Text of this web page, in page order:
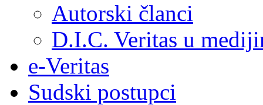
Autorski članci
D.I.C. Veritas u
e-Veritas
Sudski postupci